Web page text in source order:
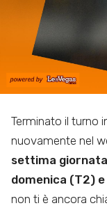
Terminato il turno
nuovamente nel
settima
domenica (T2)
non ti è ancora